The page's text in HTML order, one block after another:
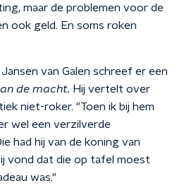
maar de problemen voor de
ook geld. En soms roken
van Galen schreef er een
de macht. Hij vertelt over
niet-roker. "Toen ik bij hem
wel een verzilverde
had hij van de koning van
vond dat die op tafel moest
was."